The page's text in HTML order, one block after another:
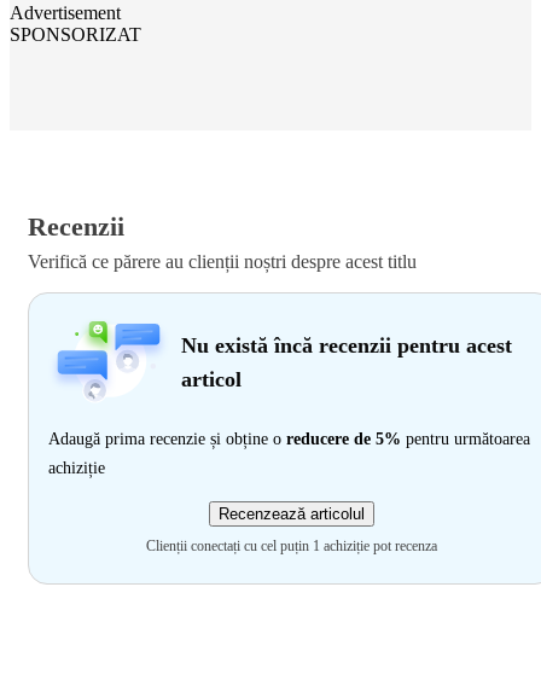
Advertisement
SPONSORIZAT
Recenzii
Verifică ce părere au clienții noștri despre acest titlu
Nu există încă recenzii pentru acest
articol
Adaugă prima recenzie și obține o reducere de 5% pentru următoarea
achiziție
Recenzează articolul
Clienții conectați cu cel puțin 1 achiziție pot recenza